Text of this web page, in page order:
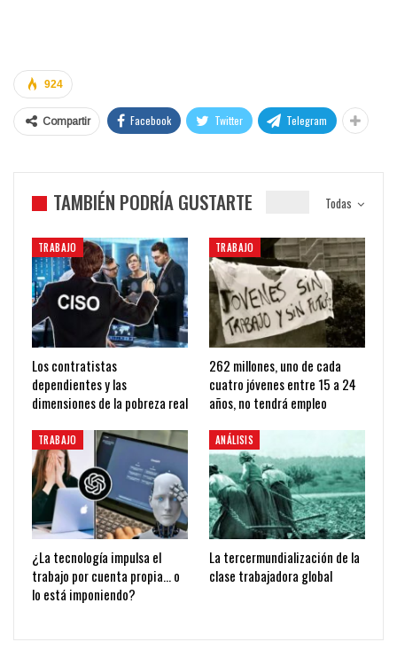
924
Compartir Facebook Twitter Telegram
Todas
TAMBIÉN PODRÍA GUSTARTE
TRABAJO
Los contratistas
dependientes y las
dimensiones de la pobreza real
TRABAJO
262 millones, uno de cada
cuatro jóvenes entre 15 a 24
años, no tendrá empleo
TRABAJO
¿La tecnología impulsa el
trabajo por cuenta propia… o
lo está imponiendo?
ANÁLISIS
La tercermundialización de la
clase trabajadora global